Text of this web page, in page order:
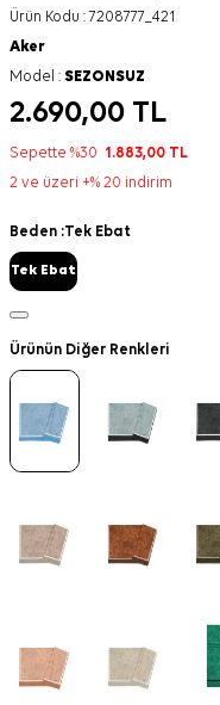
Ürün Kodu :7208777_421
Aker
Model : SEZONSUZ
2.690,00 TL
Sepette %30 1.883,00 TL
2 ve üzeri +% 20 indirim
Beden :Tek Ebat
Tek Ebat
Ürünün Diğer Renkleri